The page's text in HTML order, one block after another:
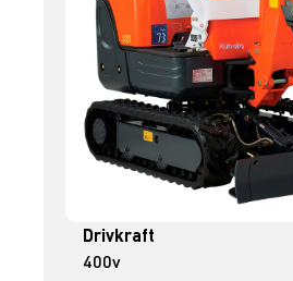
Drivkraft
400v